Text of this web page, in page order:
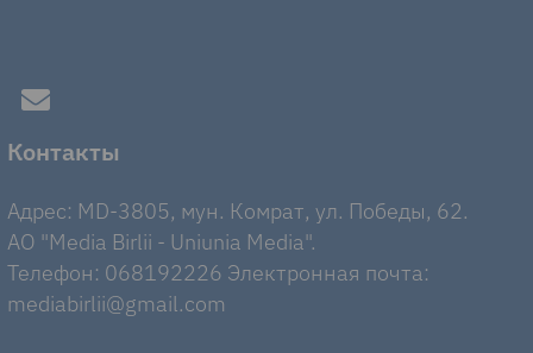
Контакты
Адрес: MD-3805, мун. Комрат, ул. Победы, 62.
AO "Media Birlii - Uniunia Media".
Телефон: 068192226 Электронная почта:
mediabirlii@gmail.com